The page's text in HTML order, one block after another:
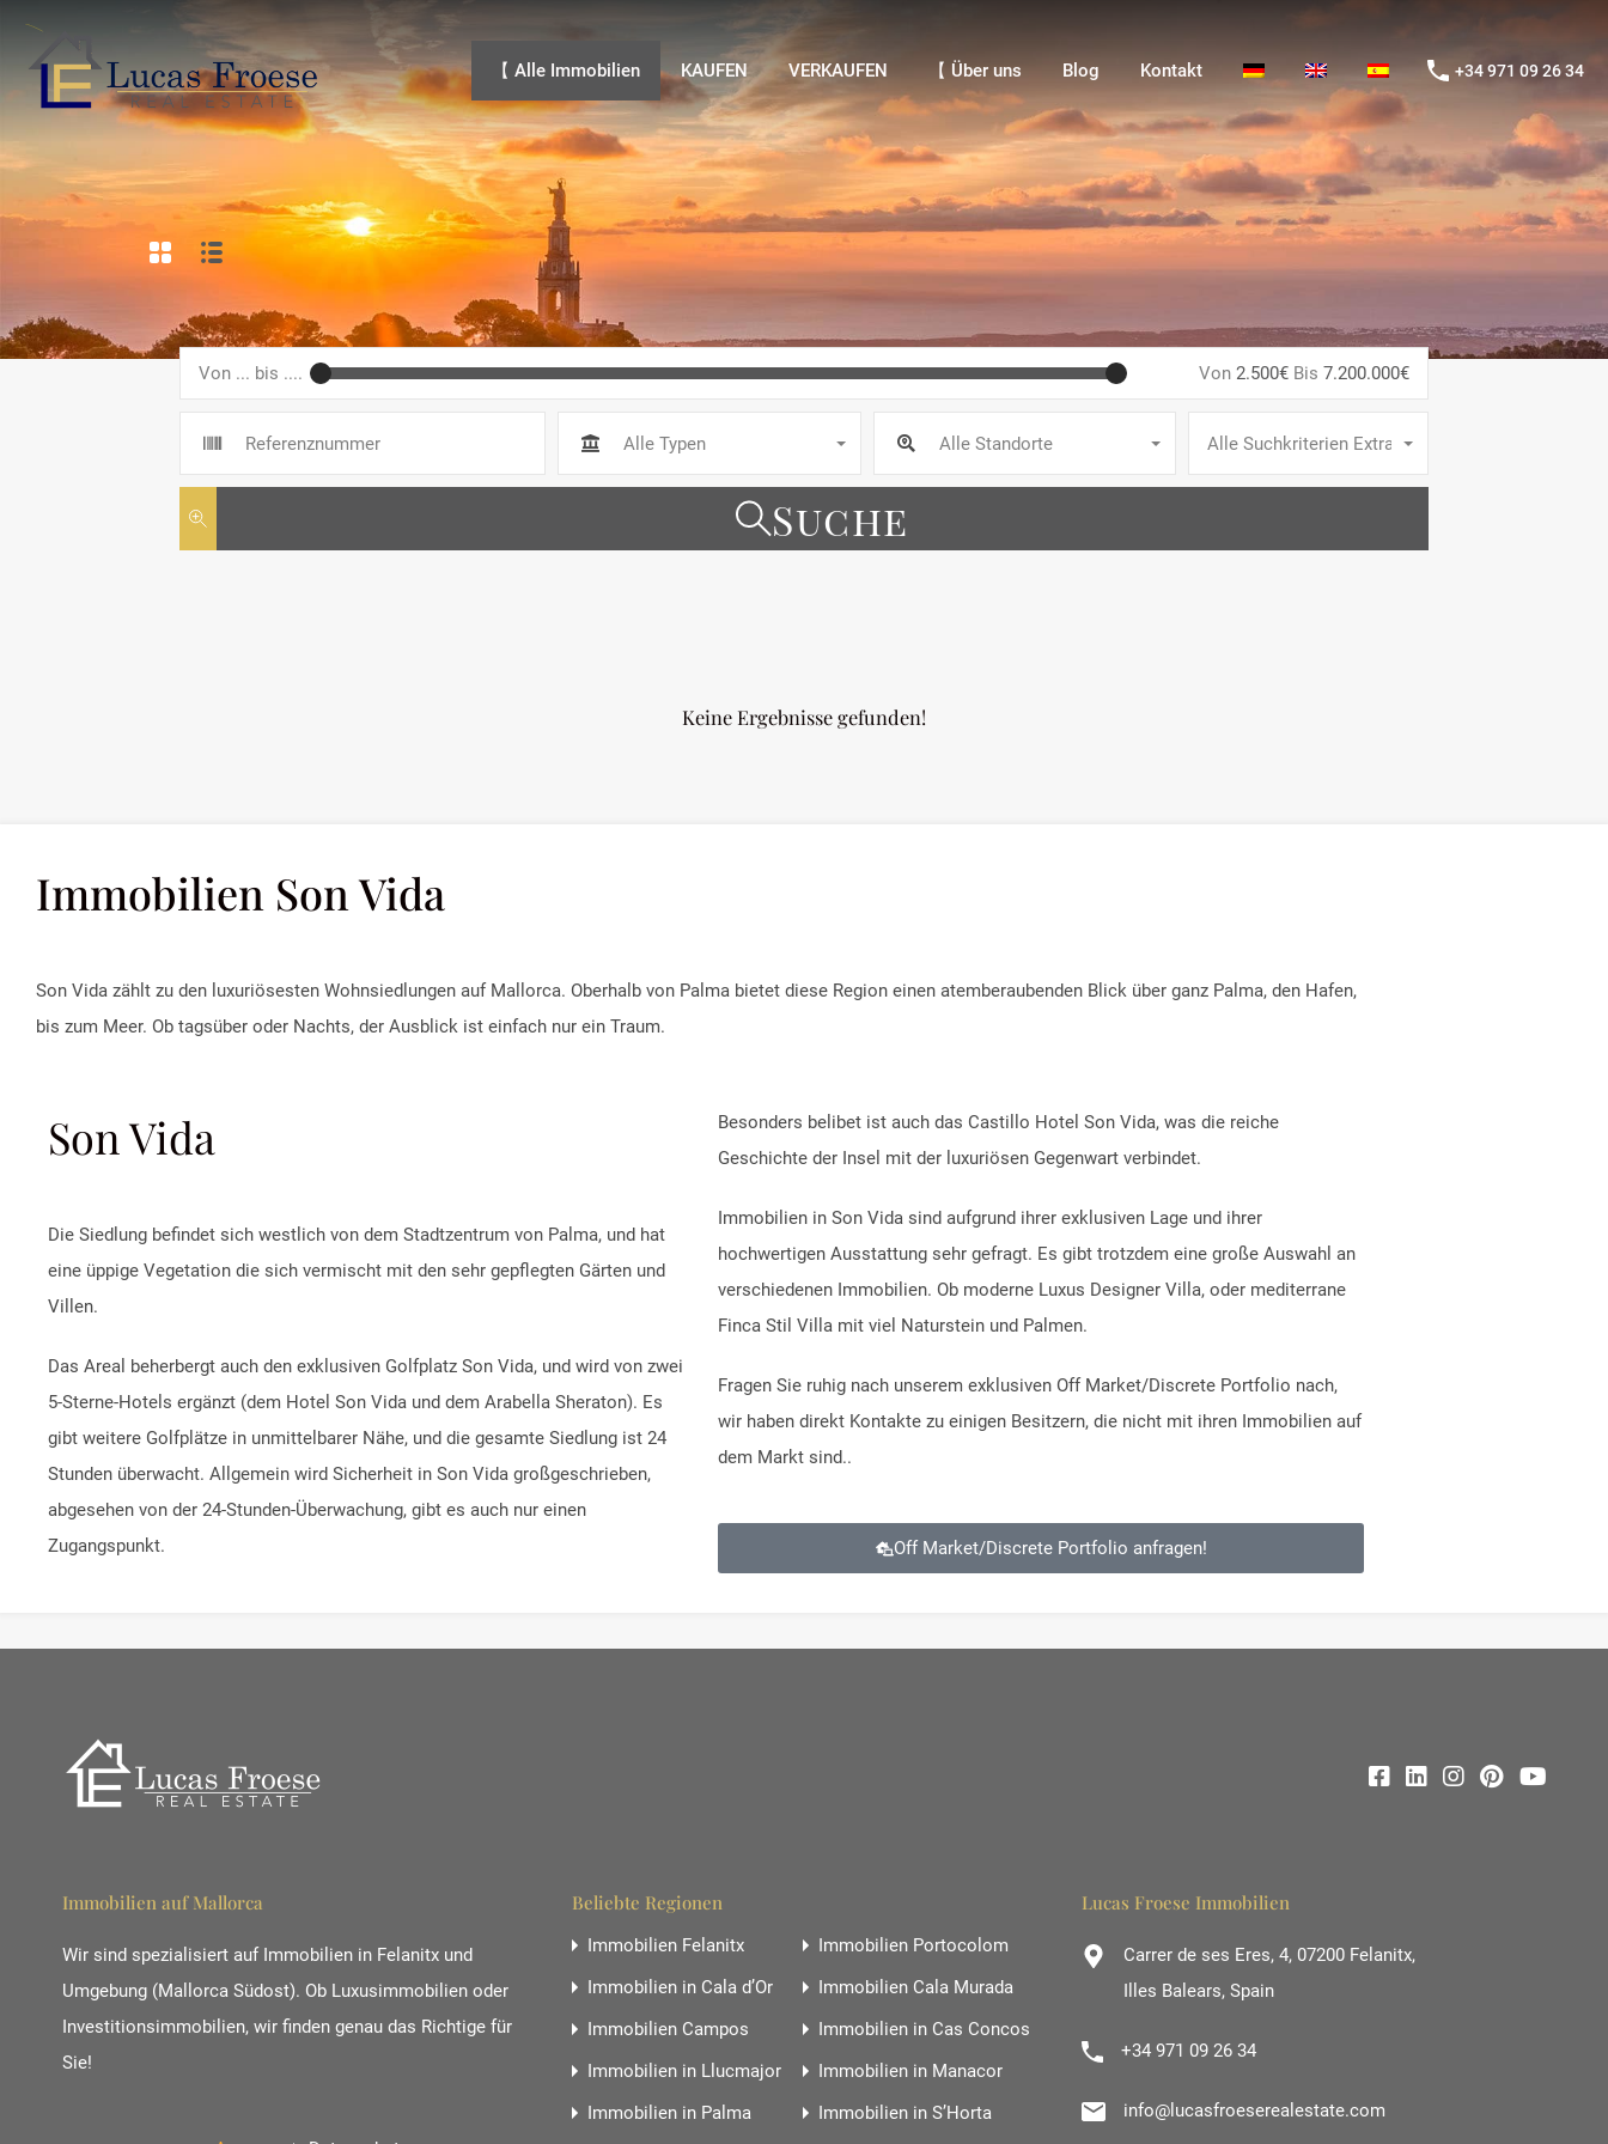
VERKAUFEN
【 Alle Immobilien
KAUFEN VERKAUFEN 【 Über uns Blog Kontakt +34 971 09 26 34
Von ... bis .... Von 2.500€ Bis 7.200.000€
Alle Typen Alle Standorte Alle Suchkriterien Extras
Suche
Keine Ergebnisse gefunden!
Immobilien Son Vida
Son Vida zählt zu den luxuriösesten Wohnsiedlungen auf Mallorca. Oberhalb von Palma bietet diese Region einen atemberaubenden Blick über ganz Palma, den Hafen,
bis zum Meer. Ob tagsüber oder Nachts, der Ausblick ist einfach nur ein Traum.
Son Vida
Die Siedlung befindet sich westlich von dem Stadtzentrum von Palma, und hat
eine üppige Vegetation die sich vermischt mit den sehr gepflegten Gärten und
Villen.
Das Areal beherbergt auch den exklusiven Golfplatz Son Vida, und wird von zwei
5-Sterne-Hotels ergänzt (dem Hotel Son Vida und dem Arabella Sheraton). Es
gibt weitere Golfplätze in unmittelbarer Nähe, und die gesamte Siedlung ist 24
Stunden überwacht. Allgemein wird Sicherheit in Son Vida großgeschrieben,
abgesehen von der 24-Stunden-Überwachung, gibt es auch nur einen
Zugangspunkt.
Besonders belibet ist auch das Castillo Hotel Son Vida, was die reiche
Geschichte der Insel mit der luxuriösen Gegenwart verbindet.
Immobilien in Son Vida sind aufgrund ihrer exklusiven Lage und ihrer
hochwertigen Ausstattung sehr gefragt. Es gibt trotzdem eine große Auswahl an
verschiedenen Immobilien. Ob moderne Luxus Designer Villa, oder mediterrane
Finca Stil Villa mit viel Naturstein und Palmen.
Fragen Sie ruhig nach unserem exklusiven Off Market/Discrete Portfolio nach,
wir haben direkt Kontakte zu einigen Besitzern, die nicht mit ihren Immobilien auf
dem Markt sind..
Off Market/Discrete Portfolio anfragen!
Immobilien auf Mallorca
Wir sind spezialisiert auf Immobilien in Felanitx und
Umgebung (Mallorca Südost). Ob Luxusimmobilien oder
Investitionsimmobilien, wir finden genau das Richtige für
Sie!
Beliebte Regionen
Immobilien Felanitx
Immobilien Portocolom
Immobilien in Cala d’Or
Immobilien Cala Murada
Immobilien Campos
Immobilien in Cas Concos
Immobilien in Llucmajor
Immobilien in Manacor
Immobilien in Palma
Immobilien in S’Horta
Lucas Froese Immobilien
Carrer de ses Eres, 4, 07200 Felanitx,
Illes Balears, Spain
+34 971 09 26 34
info@lucasfroeserealestate.com